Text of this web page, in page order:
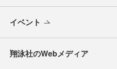
イベント
翔泳社のWebメディア